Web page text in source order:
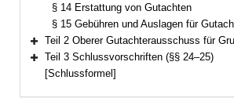
§ 14 Erstattung von Gutachten
§ 15 Gebühren und Auslagen für
Bereich erweitern
Teil 2 Oberer Gutachterausschuss für Grundstückswerte im
Bereich erweitern
Teil 3 Schlussvorschriften (§§ 24–25)
[Schlussformel]